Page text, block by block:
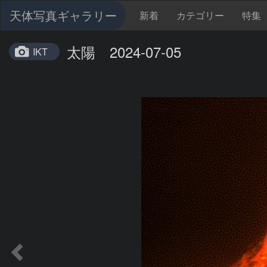
天体写真ギャラリー 新着 カテゴリー 特集
IKT 太陽 2024-07-05